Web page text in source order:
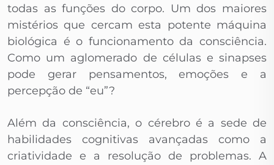
todas as funções do corpo. Um dos maiores
mistérios que cercam esta potente máquina
biológica é o funcionamento da consciência.
Como um aglomerado de células e sinapses
pode gerar pensamentos, emoções e a
percepção de “eu”?
Além da consciência, o cérebro é a sede de
habilidades cognitivas avançadas como a
criatividade e a resolução de problemas. A